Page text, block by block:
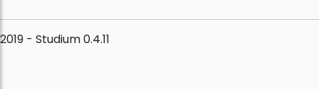
2019 - Studium 0.4.11